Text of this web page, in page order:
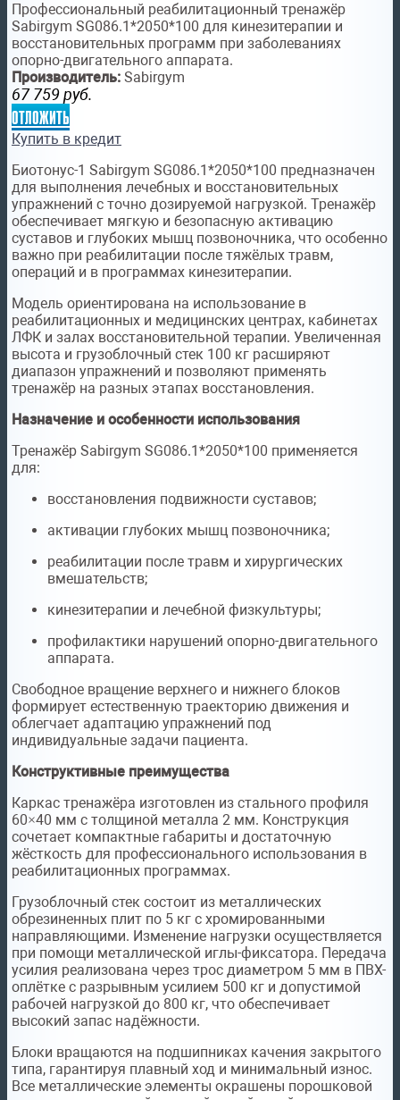
Профессиональный реабилитационный тренажёр
Sabirgym SG086.1*2050*100 для кинезитерапии и
восстановительных программ при заболеваниях
опорно-двигательного аппарата.
Производитель: Sabirgym
67 759 руб.
отложить
Купить в кредит
Биотонус-1 Sabirgym SG086.1*2050*100 предназначен
для выполнения лечебных и восстановительных
упражнений с точно дозируемой нагрузкой. Тренажёр
обеспечивает мягкую и безопасную активацию
суставов и глубоких мышц позвоночника, что особенно
важно при реабилитации после тяжёлых травм,
операций и в программах кинезитерапии.
Модель ориентирована на использование в
реабилитационных и медицинских центрах, кабинетах
ЛФК и залах восстановительной терапии. Увеличенная
высота и грузоблочный стек 100 кг расширяют
диапазон упражнений и позволяют применять
тренажёр на разных этапах восстановления.
Назначение и особенности использования
Тренажёр Sabirgym SG086.1*2050*100 применяется
для:
восстановления подвижности суставов;
активации глубоких мышц позвоночника;
реабилитации после травм и хирургических
вмешательств;
кинезитерапии и лечебной физкультуры;
профилактики нарушений опорно-двигательного
аппарата.
Свободное вращение верхнего и нижнего блоков
формирует естественную траекторию движения и
облегчает адаптацию упражнений под
индивидуальные задачи пациента.
Конструктивные преимущества
Каркас тренажёра изготовлен из стального профиля
60×40 мм с толщиной металла 2 мм. Конструкция
сочетает компактные габариты и достаточную
жёсткость для профессионального использования в
реабилитационных программах.
Грузоблочный стек состоит из металлических
обрезиненных плит по 5 кг с хромированными
направляющими. Изменение нагрузки осуществляется
при помощи металлической иглы-фиксатора. Передача
усилия реализована через трос диаметром 5 мм в ПВХ-
оплётке с разрывным усилием 500 кг и допустимой
рабочей нагрузкой до 800 кг, что обеспечивает
высокий запас надёжности.
Блоки вращаются на подшипниках качения закрытого
типа, гарантируя плавный ход и минимальный износ.
Все металлические элементы окрашены порошковой